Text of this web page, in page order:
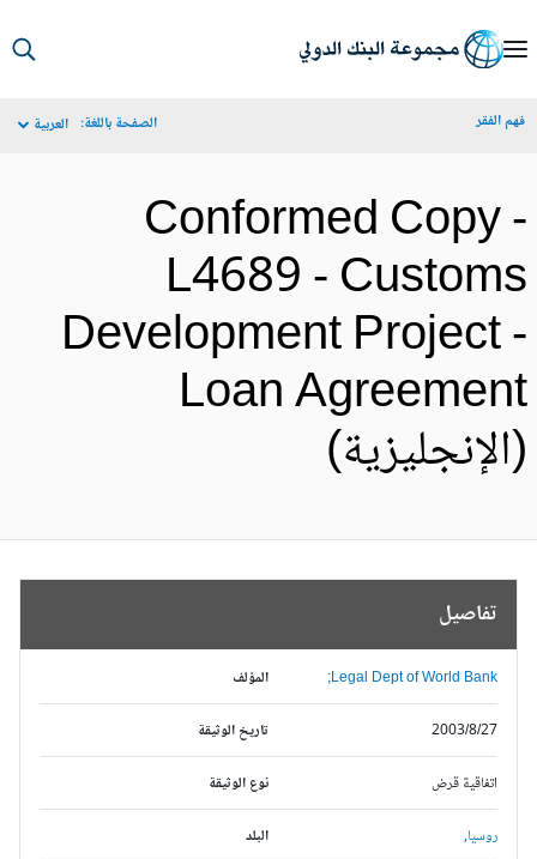
الفقر الصفحة باللغة: العربية
Conformed Copy
L4689 -
Development Project
Loan
تفاصيل
المؤلف Legal Dept of World Bank;
تاريخ الوثيقة 2003/8/27
نوع الوثيقة اتفاقية قرض
البلد روسيا,